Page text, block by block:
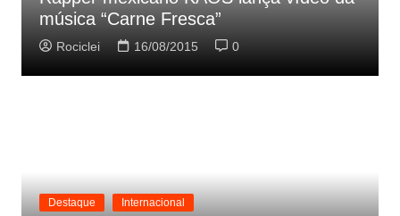
música “Carne Fresca”
Rociclei 16/08/2015 0
Destaque Internacional